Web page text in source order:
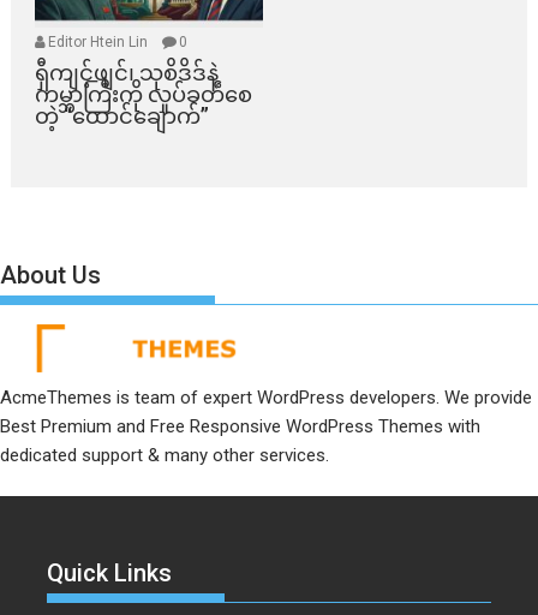
Editor Htein Lin 0
ရှီကျင့်ဖျင်၊ သုစိဒိဒ်နဲ့
ကမ္ဘာကြီးကို လှုပ်ခတ်စေ
တဲ့ “ထောင်ချောက်”
About Us
AcmeThemes is team of expert WordPress developers. We provide
Best Premium and Free Responsive WordPress Themes with
dedicated support & many other services.
Quick Links